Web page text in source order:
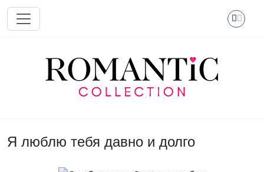
Перейти к основному содержанию
Я люблю тебя давно и долго